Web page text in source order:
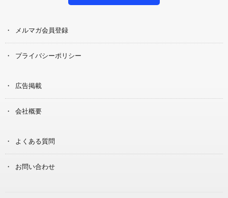
メルマガ会員登録
プライバシーポリシー
広告掲載
会社概要
よくある質問
お問い合わせ